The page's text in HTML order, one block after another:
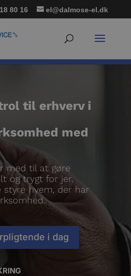
80 16 el@dalmose-el.dk
til erhverv i
med
med til at gøre
og trygt for jer.
styre hvem, der har
i dag